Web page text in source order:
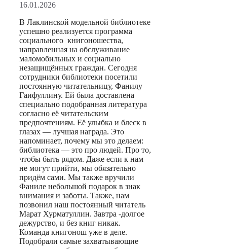
16.01.2026
В Лаклинской модельной библиотеке
успешно реализуется программа
социального книгоношества,
направленная на обслуживание
маломобильных и социально
незащищённых граждан. Сегодня
сотрудники библиотеки посетили
постоянную читательницу, Фанилу
Гаифуллину. Ей была доставлена
специально подобранная литература
согласно её читательским
предпочтениям. Её улыбка и блеск в
глазах — лучшая награда. Это
напоминает, почему мы это делаем:
библиотека — это про людей. Про то,
чтобы быть рядом. Даже если к нам
не могут прийти, мы обязательно
придём сами. Мы также вручили
Фаниле небольшой подарок в знак
внимания и заботы. Также, нам
позвонил наш постоянный читатель
Марат Хурматуллин. Завтра -долгое
дежурство, и без книг никак.
Команда книгонош уже в деле.
Подобрали самые захватывающие